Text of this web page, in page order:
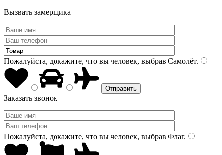
Вызвать замерщика
Пожалуйста, докажите, что вы человек, выбрав Самолёт.
Заказать звонок
Пожалуйста, докажите, что вы человек, выбрав Флаг.